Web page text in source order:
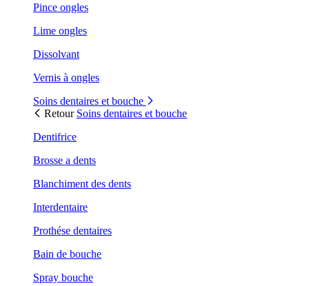
Pince ongles
Lime ongles
Dissolvant
Vernis à ongles
Soins dentaires et bouche
Retour Soins dentaires et bouche
Dentifrice
Brosse a dents
Blanchiment des dents
Interdentaire
Prothése dentaires
Bain de bouche
Spray bouche